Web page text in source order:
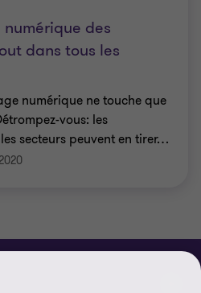
des
dans tous les
numérique ne touche que
vous: les
secteurs peuvent en tirer…